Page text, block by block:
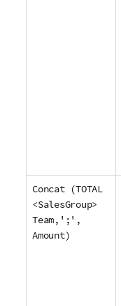
Concat (TOTAL
<SalesGroup>
Team,';',
Amount)